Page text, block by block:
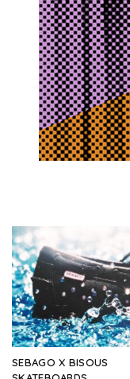
SEBAGO X BISOUS